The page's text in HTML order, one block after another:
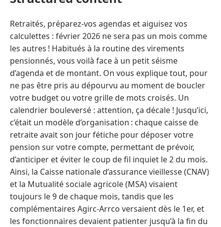
Retraités, préparez-vos agendas et aiguisez vos
calculettes : février 2026 ne sera pas un mois comme
les autres ! Habitués à la routine des virements
pensionnés, vous voilà face à un petit séisme
d’agenda et de montant. On vous explique tout, pour
ne pas être pris au dépourvu au moment de boucler
votre budget ou votre grille de mots croisés. Un
calendrier bouleversé : attention, ça décale ! Jusqu’ici,
c’était un modèle d’organisation : chaque caisse de
retraite avait son jour fétiche pour déposer votre
pension sur votre compte, permettant de prévoir,
d’anticiper et éviter le coup de fil inquiet le 2 du mois.
Ainsi, la Caisse nationale d’assurance vieillesse (CNAV)
et la Mutualité sociale agricole (MSA) visaient
toujours le 9 de chaque mois, tandis que les
complémentaires Agirc-Arrco versaient dès le 1er, et
les fonctionnaires devaient patienter jusqu’à la fin du